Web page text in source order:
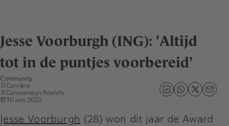
Jesse Voorburgh (ING): 'Altijd
tot in de puntjes voorbereid'
Community
Carrière
Constanteyn Roelofs
30 juni 2022
Jesse Voorburgh (28) won dit jaar de Award